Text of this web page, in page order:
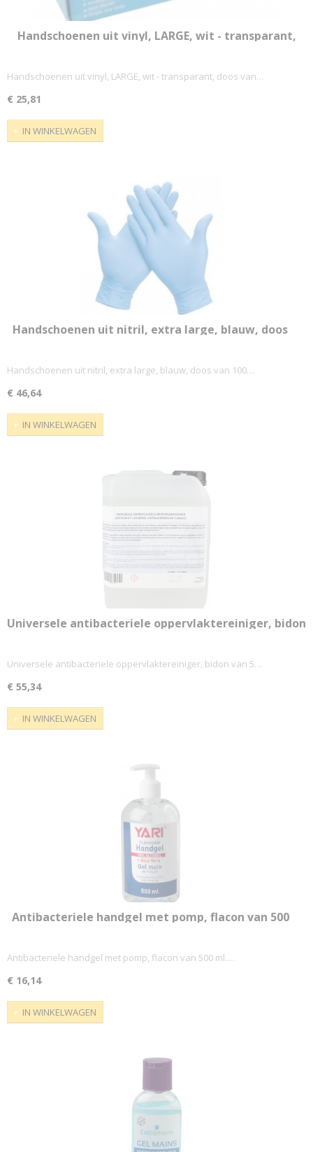
Handschoenen uit vinyl, LARGE, wit - transparant,
Handschoenen uit vinyl, LARGE, wit - transparant, doos van…
€ 25,81
IN WINKELWAGEN
Handschoenen uit nitril, extra large, blauw, doos
Handschoenen uit nitril, extra large, blauw, doos van 100…
€ 46,64
IN WINKELWAGEN
Universele antibacteriele oppervlaktereiniger, bidon
Universele antibacteriele oppervlaktereiniger, bidon van 5…
€ 55,34
IN WINKELWAGEN
Antibacteriele handgel met pomp, flacon van 500
Antibacteriele handgel met pomp, flacon van 500 ml.…
€ 16,14
IN WINKELWAGEN